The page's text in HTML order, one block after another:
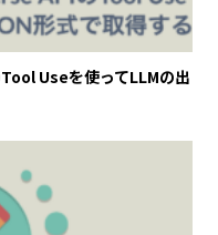
Useを使ってLLMの出